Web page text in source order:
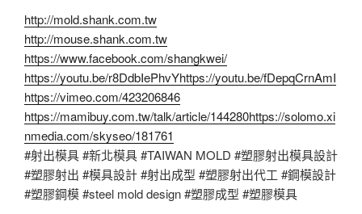
http://mold.shank.com.tw
http://mouse.shank.com.tw
https://www.facebook.com/shangkwei/
https://youtu.be/r8DdbIePhvYhttps://youtu.be/fDepqCrnAmI
https://vimeo.com/423206846
https://mamibuy.com.tw/talk/article/144280https://solomo.xi
nmedia.com/skyseo/181761
#射出模具 #新北模具 #TAIWAN MOLD #塑膠射出模具設計
#塑膠射出 #模具設計 #射出成型 #塑膠射出代工 #鋼模設計
#塑膠鋼模 #steel mold design #塑膠成型 #塑膠模具